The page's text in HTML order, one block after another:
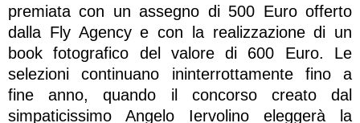
premiata con un assegno di 500 Euro offerto
dalla Fly Agency e con la realizzazione di un
book fotografico del valore di 600 Euro. Le
selezioni continuano ininterrottamente fino a
fine anno, quando il concorso creato dal
simpaticissimo Angelo Iervolino eleggerà la